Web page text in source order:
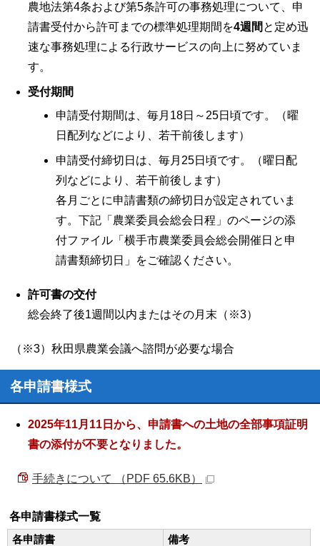
農地法第4条および第5条許可の事務処理について、申
請書受付から許可までの標準処理期間を4週間 と定め迅
速な事務処理による行政サービスの向上に努めていま
す。
受付期間
申請受付期間は、毎月18日～25日頃です。（曜
日配列などにより、若干前後します）
申請受付締切日は、毎月25日頃です。（曜日配
列などにより、若干前後します）
各月ごとに申請書類の締切日が設定されていま
す。下記「農業委員会総会日程」のページの添
付ファイル「横手市農業委員会総会開催日と申
請書類締切日」をご確認ください。
許可書の交付
総会終了後1週間以内またはその月末（※3）
（※3）秋田県農業会議へ諮問が必要な場合
各申請書様式
2025年11月11日から、申請書への土地の全部事項証明
書の添付が不要となりました。
手続きについて （PDF 65.6KB）
各申請書様式一覧
各申請書
備考